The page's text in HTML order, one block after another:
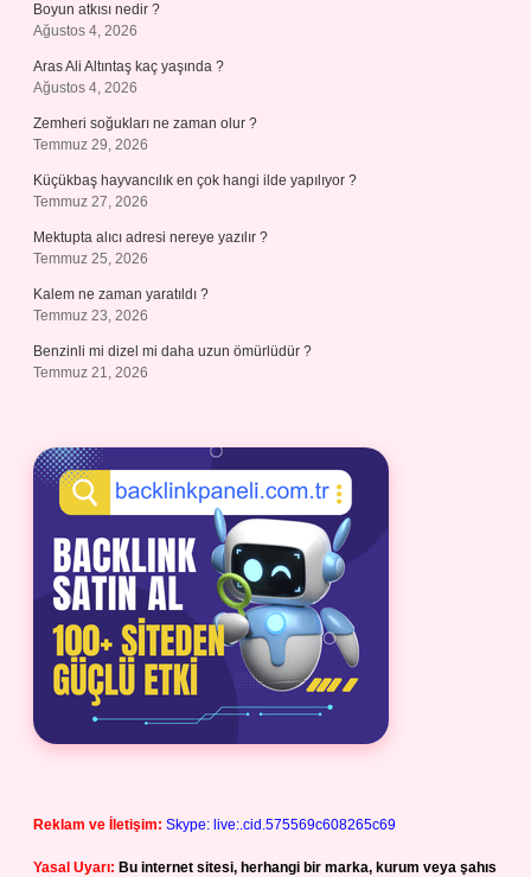
Boyun atkısı nedir ?
Ağustos 4, 2026
Aras Ali Altıntaş kaç yaşında ?
Ağustos 4, 2026
Zemheri soğukları ne zaman olur ?
Temmuz 29, 2026
Küçükbaş hayvancılık en çok hangi ilde yapılıyor ?
Temmuz 27, 2026
Mektupta alıcı adresi nereye yazılır ?
Temmuz 25, 2026
Kalem ne zaman yaratıldı ?
Temmuz 23, 2026
Benzinli mi dizel mi daha uzun ömürlüdür ?
Temmuz 21, 2026
Reklam ve İletişim: Skype: live:.cid.575569c608265c69
Yasal Uyarı: Bu internet sitesi, herhangi bir marka, kurum veya şahıs